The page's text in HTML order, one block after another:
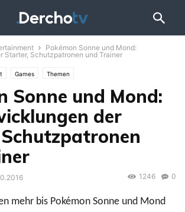
Pokémon Sonne und Mond:
Starter, Schutzpatronen und Trainer
Games Themen
Sonne und Mond:
der
0
1246
mehr bis Pokémon Sonne und Mond